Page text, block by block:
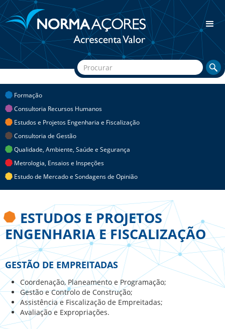
Formação
Consultoria Recursos Humanos
Estudos e Projetos Engenharia e Fiscalização
Consultoria de Gestão
Qualidade, Ambiente, Saúde e Segurança
Metrologia, Ensaios e Inspeções
Estudo de Mercado e Sondagens de Opinião
ESTUDOS E PROJETOS
ENGENHARIA E FISCALIZAÇÃO
GESTÃO DE EMPREITADAS
Coordenação, Planeamento e Programação;
Gestão e Controlo de Construção;
Assistência e Fiscalização de Empreitadas;
Avaliação e Expropriações.